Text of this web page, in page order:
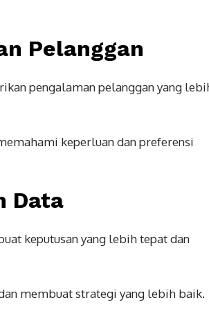
Pelanggan
pengalaman pelanggan yang
keperluan dan preferensi
Data
keputusan yang lebih tepat dan
membuat strategi yang lebih baik.